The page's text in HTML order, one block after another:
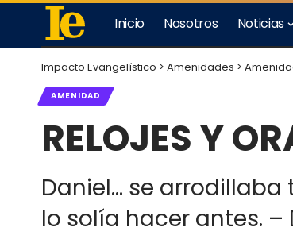
Inicio Nosotros Noticias
Impacto Evangelístico > Amenidades >
AMENIDAD
RELOJES Y
Daniel… se
lo solía hacer antes. –